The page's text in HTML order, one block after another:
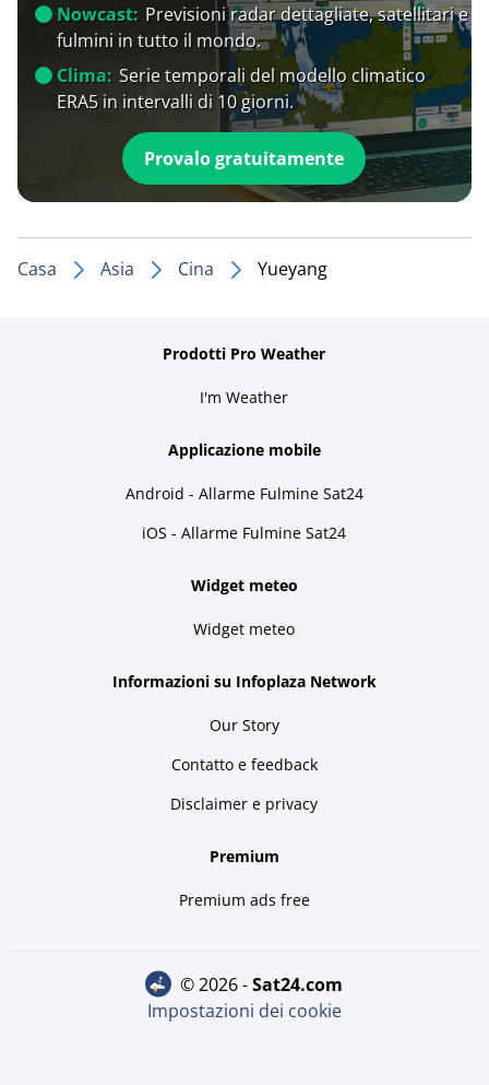
Nowcast: Previsioni radar dettagliate, satellitari e
fulmini in tutto il mondo.
Clima: Serie temporali del modello climatico
ERA5 in intervalli di 10 giorni.
Provalo gratuitamente
Casa Asia Cina Yueyang
Prodotti Pro Weather
I'm Weather
Applicazione mobile
Android - Allarme Fulmine Sat24
iOS - Allarme Fulmine Sat24
Widget meteo
Widget meteo
Informazioni su Infoplaza Network
Our Story
Contatto e feedback
Disclaimer e privacy
Premium
Premium ads free
© 2026 - sat24.com
Impostazioni dei cookie